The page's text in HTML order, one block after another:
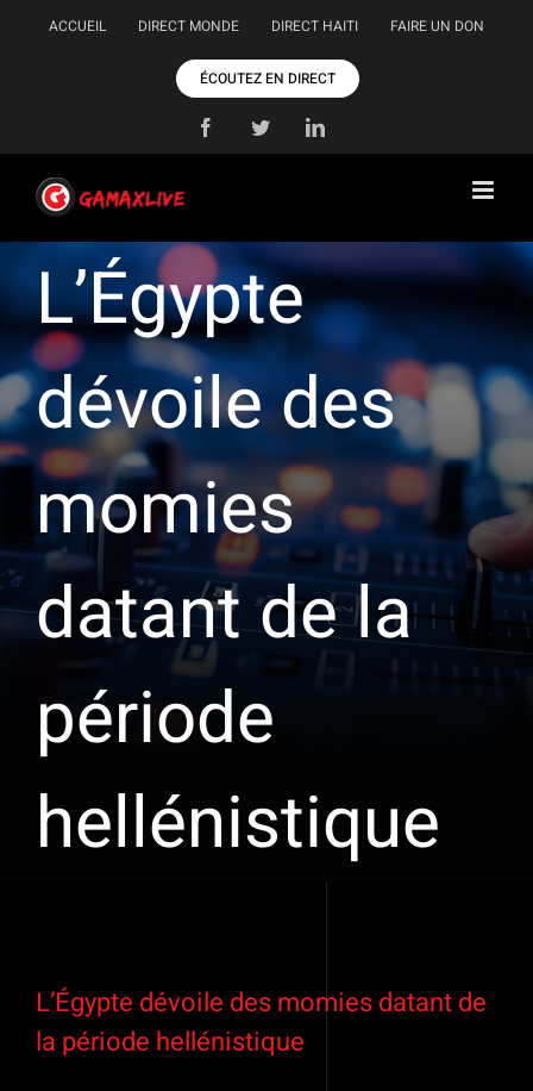
PasserACCUEIL DIRECT MONDE DIRECT HAITI FAIRE UN DON
ÉCOUTEZ EN DIRECT
FacebookTwitterLinkedIn
L’Égypte
dévoile des
momies
datant de la
période
hellénistique
l'image
agrandie
L’Égypte dévoile des momies datant de
la période hellénistique